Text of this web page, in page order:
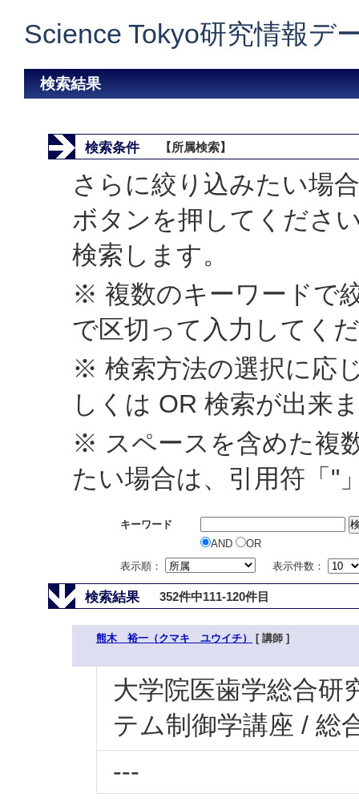
Science Tokyo研究情報デ
検索結果
検索条件 【所属検索】
さらに絞り込みたい場
ボタンを押してくださ
検索します。
※ 複数のキーワードで
で区切って入力してく
※ 検索方法の選択に応
しくは OR 検索が出来
※ スペースを含めた複
たい場合は、引用符「"
キーワード
AND
OR
表示順：
表示件数：
検索結果 352件中111-120件目
熊木 裕一（クマキ ユウイチ） [ 講師 ]
大学院医歯学総合研
テム制御学講座 / 総
---